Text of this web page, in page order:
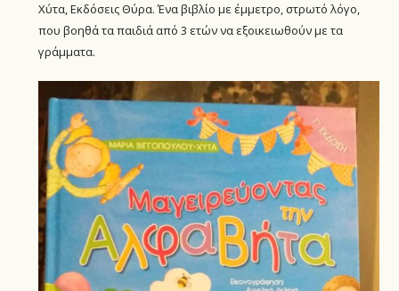
Χύτα, Εκδόσεις Θύρα. Ένα βιβλίο με έμμετρο, στρωτό λόγο,
που βοηθά τα παιδιά από 3 ετών να εξοικειωθούν με τα
γράμματα.